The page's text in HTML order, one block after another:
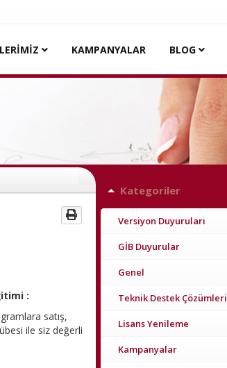
KAMPANYALAR BLOG
:
satış,
ile siz değerli
Kategoriler
Versiyon Duyuruları
GİB Duyurular
Genel
Teknik Destek Çözümleri
Lisans Yenileme
Kampanyalar